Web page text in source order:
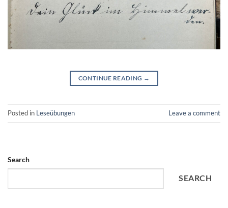
CONTINUE READING →
Posted in Leseübungen Leave a comment
Search
SEARCH